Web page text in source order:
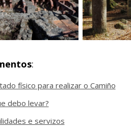
:
físico para realizar o Camiño
debo levar?
e servizos